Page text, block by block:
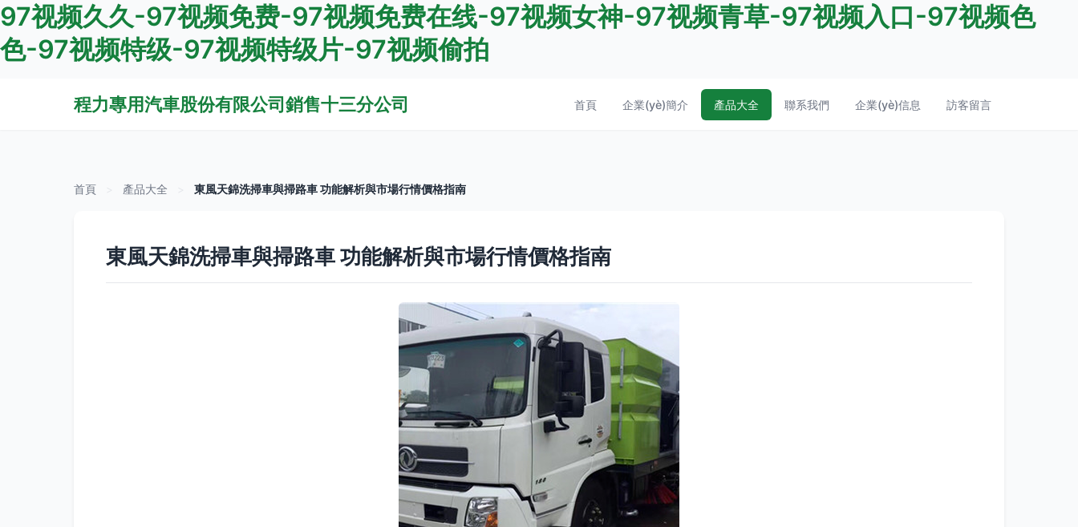
97视频久久-97视频免费-97视频免费在线-97视频女神-97视频青草-97视频入口-97视频色
色-97视频特级-97视频特级片-97视频偷拍
程力專用汽車股份有限公司銷售十三分公司 首頁 企業(yè)簡介 產品大全 聯系我們 企業(yè)信息 訪客留言
首頁 產品大全 東風天錦洗掃車與掃路車 功能解析與市場行情價格指南
東風天錦洗掃車與掃路車 功能解析與市場行情價格指南